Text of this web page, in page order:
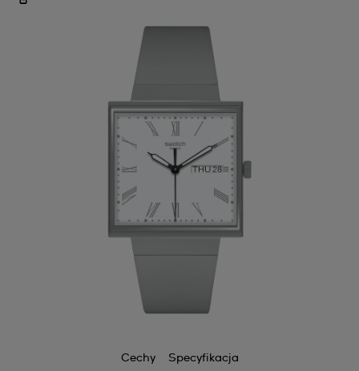
Cechy Specyfikacja